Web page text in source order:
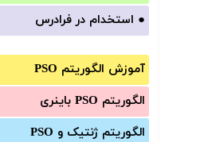
● استخدام در فرادرس
آموزش الگوریتم PSO
الگوریتم PSO باینری
الگوریتم ژنتیک و PSO